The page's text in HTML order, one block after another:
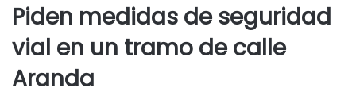
Piden medidas de seguridad
vial en un tramo de calle
Aranda